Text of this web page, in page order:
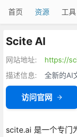
首页 资源 工具
Scite AI
网站地址:
https://
描述信息:
全新的AI
访问官网
scite.ai 是一个专门